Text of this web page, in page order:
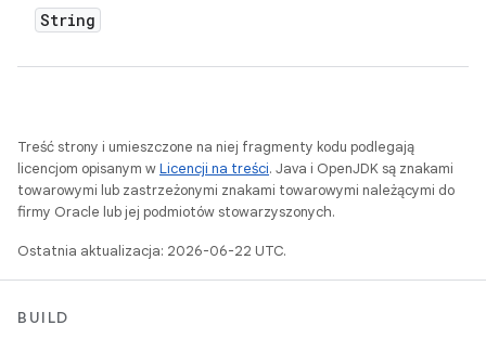
String
Treść strony i umieszczone na niej fragmenty kodu podlegają
licencjom opisanym wLicencji na treści. Java i OpenJDK są znakami
towarowymi lub zastrzeżonymi znakami towarowymi należącymi do
firmy Oracle lub jej podmiotów stowarzyszonych.
Ostatnia aktualizacja: 2026-06-22 UTC.
BUILD